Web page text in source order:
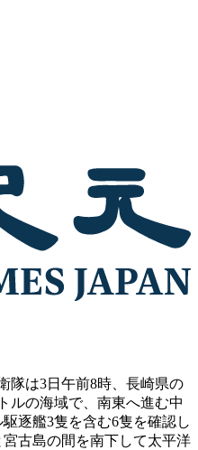
隊は3日午前8時、長崎県の
ルの海域で、南東へ進む中
逐艦3隻を含む6隻を確認し
古島の間を南下して太平洋